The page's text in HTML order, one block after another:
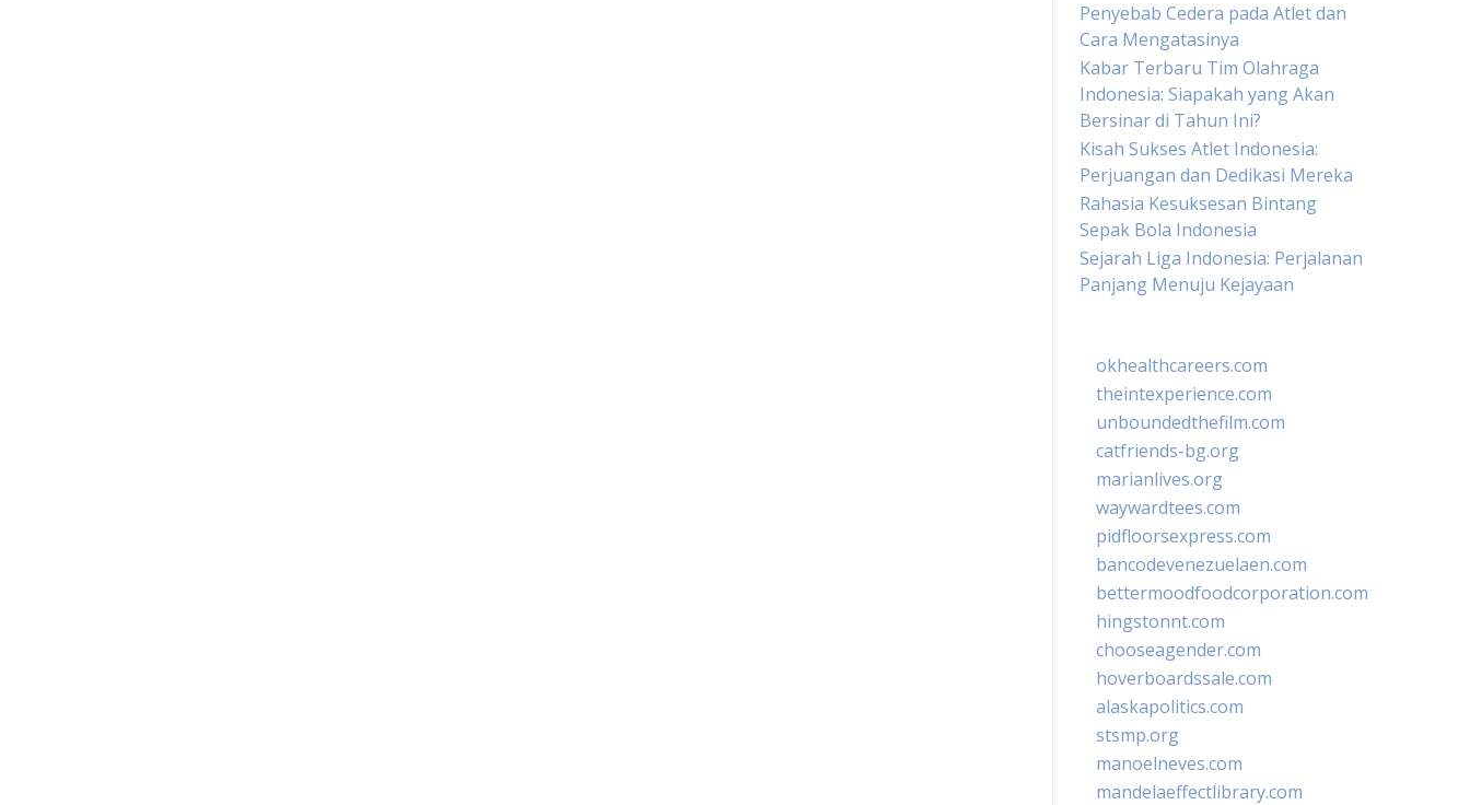
Penyebab Cedera pada Atlet dan
Cara Mengatasinya
Kabar Terbaru Tim Olahraga
Indonesia: Siapakah yang Akan
Bersinar di Tahun Ini?
Kisah Sukses Atlet Indonesia:
Perjuangan dan Dedikasi Mereka
Rahasia Kesuksesan Bintang
Sepak Bola Indonesia
Sejarah Liga Indonesia: Perjalanan
Panjang Menuju Kejayaan
okhealthcareers.com
theintexperience.com
unboundedthefilm.com
catfriends-bg.org
marianlives.org
waywardtees.com
pidfloorsexpress.com
bancodevenezuelaen.com
bettermoodfoodcorporation.com
hingstonnt.com
chooseagender.com
hoverboardssale.com
alaskapolitics.com
stsmp.org
manoelneves.com
mandelaeffectlibrary.com